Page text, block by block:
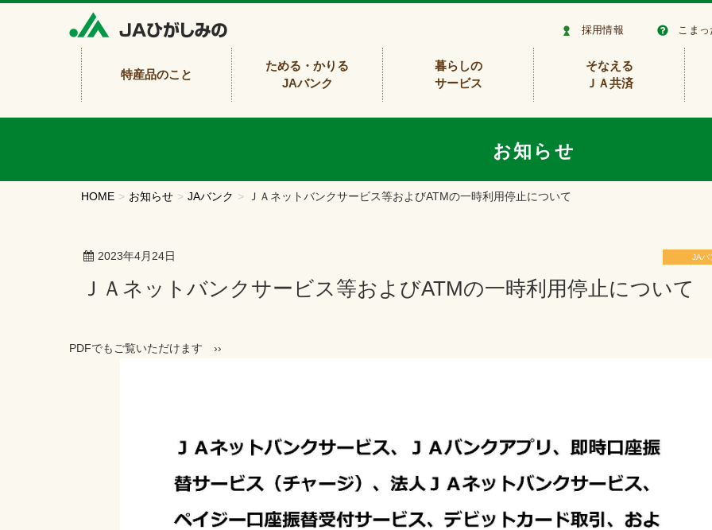
採用情報 こま
特産品のこと
ためる・かりる
JAバンク
暮らしの
サービス
そなえる
ＪＡ共済
お知らせ
HOME お知らせ JAバンク ＪＡネットバンクサービス等およびATMの一時利用停止について
2023年4月24日 JAバ
ＪＡネットバンクサービス等およびATMの一時利用停止について
PDFでもご覧いただけます ››